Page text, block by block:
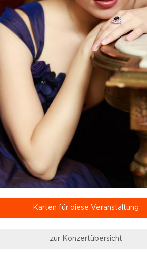
Karten für diese Veranstaltung
zur Konzertübersicht